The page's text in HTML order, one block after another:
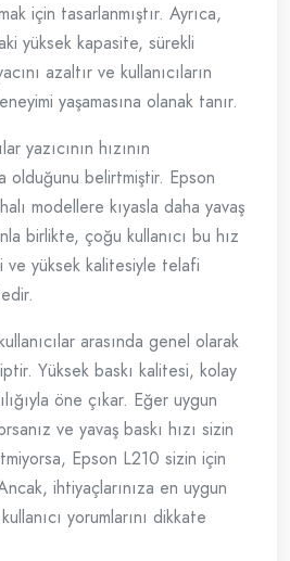
için tasarlanmıştır. Ayrıca,
yüksek kapasite, sürekli
azaltır ve kullanıcıların
yaşamasına olanak tanır.
yazıcının hızının
olduğunu belirtmiştir. Epson
modellere kıyasla daha yavaş
birlikte, çoğu kullanıcı bu hız
ve yüksek kalitesiyle telafi
arasında genel olarak
Yüksek baskı kalitesi, kolay
öne çıkar. Eğer uygun
ve yavaş baskı hızı sizin
Epson L210 sizin için
ihtiyaçlarınıza en uygun
yorumlarını dikkate